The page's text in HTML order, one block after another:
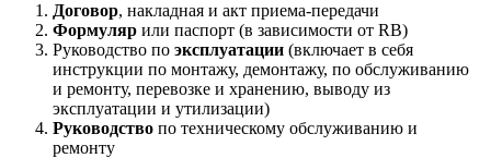
Договор, накладная и акт приема-передачи
Формуляр или паспорт (в зависимости от RB)
Руководство по эксплуатации (включает в себя
инструкции по монтажу, демонтажу, по обслуживанию
и ремонту, перевозке и хранению, выводу из
эксплуатации и утилизации)
Руководство по техническому обслуживанию и
ремонту